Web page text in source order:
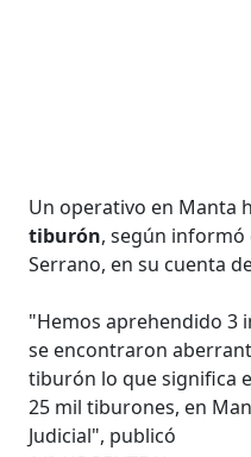
Un operativo en Manta
tiburón, según informó
Serrano, en su cuenta
"Hemos aprehendido 3
se encontraron
tiburón lo que significa
25 mil tiburones, en
Judicial", publicó